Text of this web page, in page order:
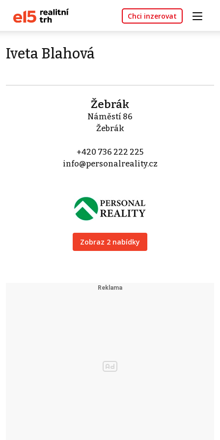
Chci inzerovat
Iveta Blahová
Žebrák
Náměstí 86
Žebrák
+420 736 222 225
info@personalreality.cz
Zobraz 2 nabídky